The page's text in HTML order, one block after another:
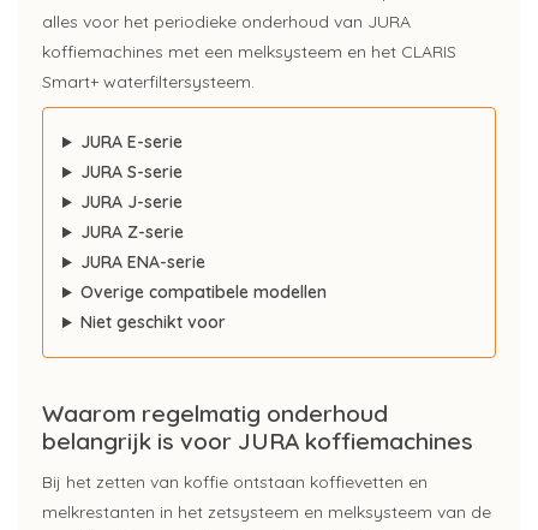
alles voor het periodieke onderhoud van JURA
koffiemachines met een melksysteem en het CLARIS
Smart+ waterfiltersysteem.
JURA E-serie
JURA S-serie
JURA J-serie
JURA Z-serie
JURA ENA-serie
Overige compatibele modellen
Niet geschikt voor
Waarom regelmatig onderhoud
belangrijk is voor JURA koffiemachines
Bij het zetten van koffie ontstaan koffievetten en
melkrestanten in het zetsysteem en melksysteem van de